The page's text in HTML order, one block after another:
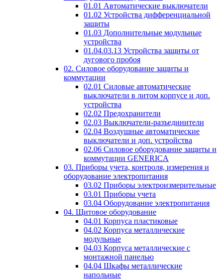
01.01 Автоматические выключатели
01.02 Устройства дифференциальной
защиты
01.03 Дополнительные модульные
устройства
01.04.03.13 Устройства защиты от
дугового пробоя
02. Силовое оборудование защиты и
коммутации
02.01 Силовые автоматические
выключатели в литом корпусе и доп.
устройства
02.02 Предохранители
02.03 Выключатели-разъединители
02.04 Воздушные автоматические
выключатели и доп. устройства
02.06 Силовое оборудование защиты и
коммутации GENERICA
03. Приборы учета, контроля, измерения и
оборудование электропитания
03.02 Приборы электроизмерительные
03.01 Приборы учета
03.04 Оборудование электропитания
04. Щитовое оборудование
04.01 Корпуса пластиковые
04.02 Корпуса металлические
модульные
04.03 Корпуса металлические с
монтажной панелью
04.04 Шкафы металлические
напольные